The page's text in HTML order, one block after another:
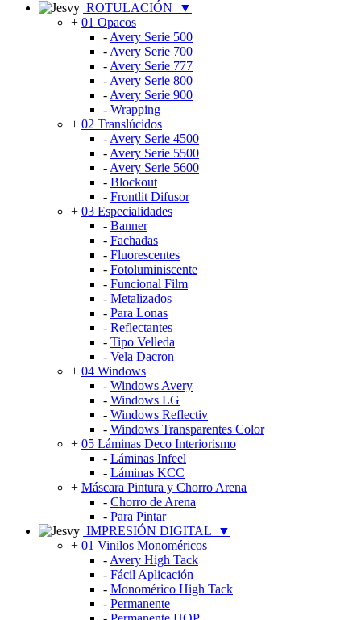
ROTULACIÓN
▼
+ 01 Opacos
- Avery Serie 500
- Avery Serie 700
- Avery Serie 777
- Avery Serie 800
- Avery Serie 900
- Wrapping
+ 02 Translúcidos
- Avery Serie 4500
- Avery Serie 5500
- Avery Serie 5600
- Blockout
- Frontlit Difusor
+ 03 Especialidades
- Banner
- Fachadas
- Fluorescentes
- Fotoluminiscente
- Funcional Film
- Metalizados
- Para Lonas
- Reflectantes
- Tipo Velleda
- Vela Dacron
+ 04 Windows
- Windows Avery
- Windows LG
- Windows Reflectiv
- Windows Transparentes Color
+ 05 Láminas Deco Interiorismo
- Láminas Infeel
- Láminas KCC
+ Máscara Pintura y Chorro Arena
- Chorro de Arena
- Para Pintar
IMPRESIÓN DIGITAL
▼
+ 01 Vinilos Monoméricos
- Avery High Tack
- Fácil Aplicación
- Monomérico High Tack
- Permanente